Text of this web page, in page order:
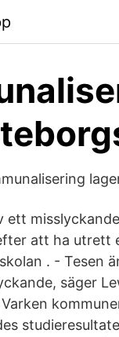
ett
att ha utrett
. - Tesen
säger